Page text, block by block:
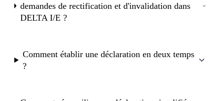
demandes de rectification et d'invalidation dans
DELTA I/E ?
Comment établir une déclaration en deux temps
?